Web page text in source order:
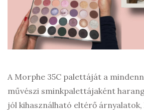
A Morphe 35C palettáját a
művészi sminkpalettájaként
jól kihasználható eltérő árnyalatok,